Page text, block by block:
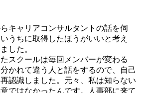
キャリアコンサルタントの話を伺
うちに取得したほうがいいと考え
した。
スクールは毎回メンバーが変わる
かれて違う人と話をするので、自己
認識しました。元々、私は知らない
ではなかったんです。人事部に来て